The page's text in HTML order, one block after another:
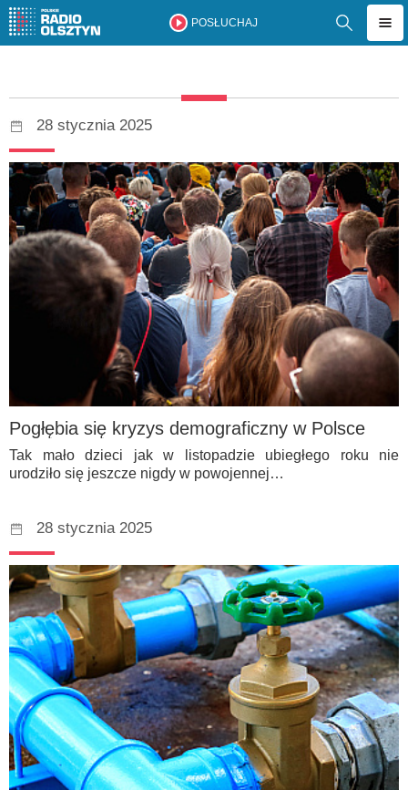
POSŁUCHAJ
28 stycznia 2025
Pogłębia się kryzys demograficzny w Polsce
Tak mało dzieci jak w listopadzie ubiegłego roku nie
urodziło się jeszcze nigdy w powojennej…
28 stycznia 2025